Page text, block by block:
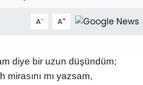
A- A+
diye bir uzun düşündüm;
mirasını mı yazsam,